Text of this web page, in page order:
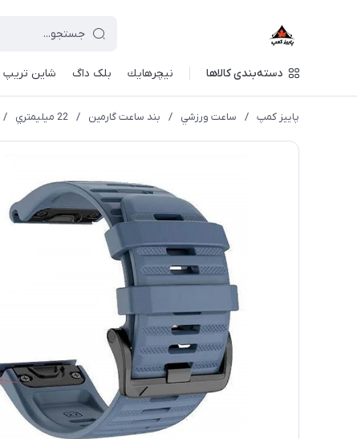
دسته‌بندی کالاها نيچرهايك بلک داگ شاین تریپ
پاییز کمپ / ساعت ورزشي / بند ساعت گارمین / 22 ميليمتري /